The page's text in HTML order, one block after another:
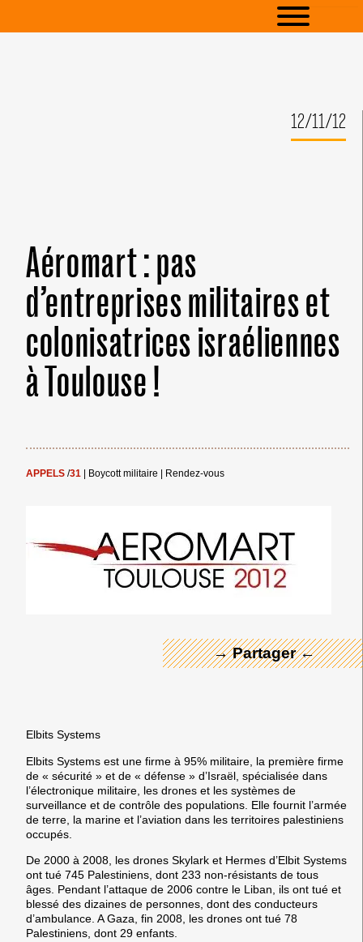
12/11/12
Aéromart : pas
d’entreprises militaires et
colonisatrices israéliennes
à Toulouse !
APPELS /31 Boycott militaire Rendez-vous
→ Partager ←
← Merci ! →
Elbits Systems
Elbits Systems est une firme à 95% militaire, la première firme
de « sécurité » et de « défense » d’Israël, spécialisée dans
l’électronique militaire, les drones et les systèmes de
surveillance et de contrôle des populations. Elle fournit l’armée
de terre, la marine et l’aviation dans les territoires palestiniens
occupés.
De 2000 à 2008, les drones Skylark et Hermes d’Elbit Systems
ont tué 745 Palestiniens, dont 233 non-résistants de tous
âges. Pendant l’attaque de 2006 contre le Liban, ils ont tué et
blessé des dizaines de personnes, dont des conducteurs
d’ambulance. A Gaza, fin 2008, les drones ont tué 78
Palestiniens, dont 29 enfants.